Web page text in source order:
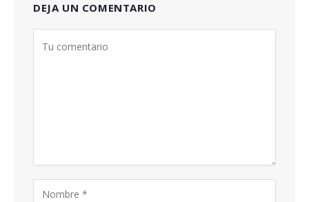
DEJA UN COMENTARIO